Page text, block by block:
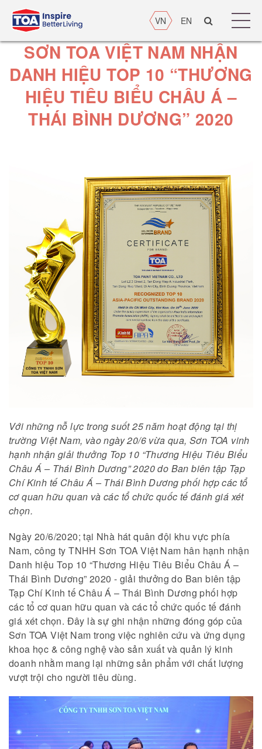
VN EN
SƠN TOA VIỆT NAM NHẬN
DANH HIỆU TOP 10 “THƯƠNG
HIỆU TIÊU BIỂU CHÂU Á –
THÁI BÌNH DƯƠNG” 2020
Với những nỗ lực trong suốt 25 năm hoạt động tại thị
trường Việt Nam, vào ngày 20/6 vừa qua, Sơn TOA vinh
hạnh nhận giải thưởng Top 10 “Thương Hiệu Tiêu Biểu
Châu Á – Thái Bình Dương” 2020 do Ban biên tập Tạp
Chí Kinh tế Châu Á – Thái Bình Dương phối hợp các tổ
cơ quan hữu quan và các tổ chức quốc tế đánh giá xét
chọn.
Ngày 20/6/2020; tại Nhà hát quân đội khu vực phía
Nam, công ty TNHH Sơn TOA Việt Nam hân hạnh nhận
Danh hiệu Top 10 “Thương Hiệu Tiêu Biểu Châu Á –
Thái Bình Dương” 2020 - giải thưởng do Ban biên tập
Tạp Chí Kinh tế Châu Á – Thái Bình Dương phối hợp
các tổ cơ quan hữu quan và các tổ chức quốc tế đánh
giá xét chọn. Đây là sự ghi nhận những đóng góp của
Sơn TOA Việt Nam trong việc nghiên cứu và ứng dụng
khoa học & công nghệ vào sản xuất và quản lý kinh
doanh nhằm mang lại những sản phẩm với chất lượng
vượt trội cho người tiêu dùng.